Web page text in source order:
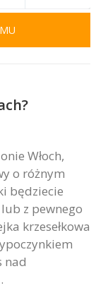
Włoch,
o różnym
będziecie
z pewnego
krzesełkowa
nad